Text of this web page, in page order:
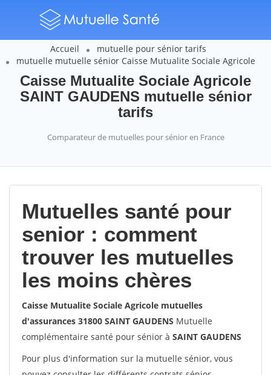
Accueil
mutuelle pour sénior tarifs
mutuelle mutuelle sénior Caisse Mutualite Sociale Agricole
Caisse Mutualite Sociale Agricole
SAINT GAUDENS mutuelle sénior
tarifs
Comparateur de mutuelles pour sénior en France
Mutuelles santé pour
senior : comment
trouver les mutuelles
les moins chères
Caisse Mutualite Sociale Agricole mutuelles
d'assurances 31800 SAINT GAUDENS Mutuelle
complémentaire santé pour sénior à SAINT GAUDENS
Pour plus d'information sur la mutuelle sénior, vous